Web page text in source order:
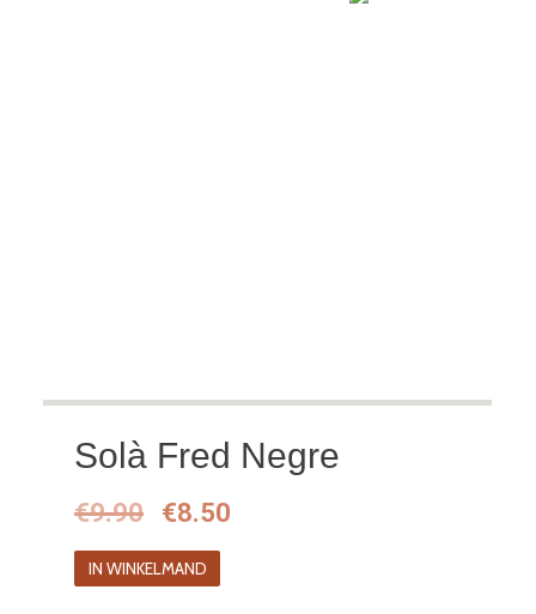
Solà Fred Negre
€9.90
Oorspronkelijke
prijs
was:
€8.50
IN WINKELMAND